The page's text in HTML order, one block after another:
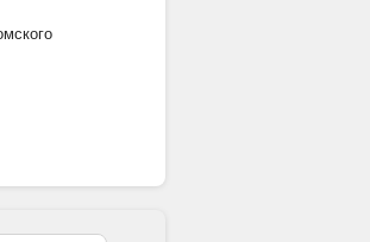
2003. 271 p.
Т. 17. № 1. С.